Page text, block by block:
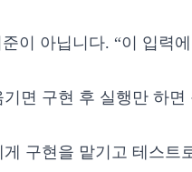
이 아닙니다. “이 입력
면 구현 후 실행만 하
구현을 맡기고 테스트